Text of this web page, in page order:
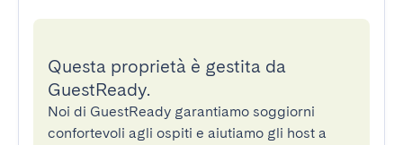
Questa proprietà è gestita da
GuestReady.
Noi di GuestReady garantiamo soggiorni
confortevoli agli ospiti e aiutiamo gli host a